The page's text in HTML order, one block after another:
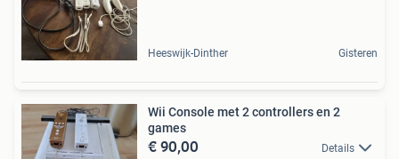
Heeswijk-Dinther Gisteren
Wii Console met 2 controllers en 2
games
€ 90,00 Details